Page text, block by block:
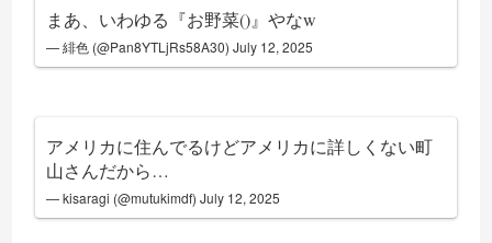
まあ、いわゆる『お野菜()』やなw
— 緋色 (@Pan8YTLjRs58A30)July 12, 2025
アメリカに住んでるけどアメリカに詳しくない町
山さんだから…
— kisaragi (@mutukimdf)July 12, 2025